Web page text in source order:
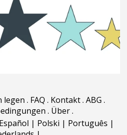
legen . FAQ . Kontakt. ABG .
. Über.
Español | Polski | Português |